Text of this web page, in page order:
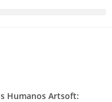
Humanos Artsoft: